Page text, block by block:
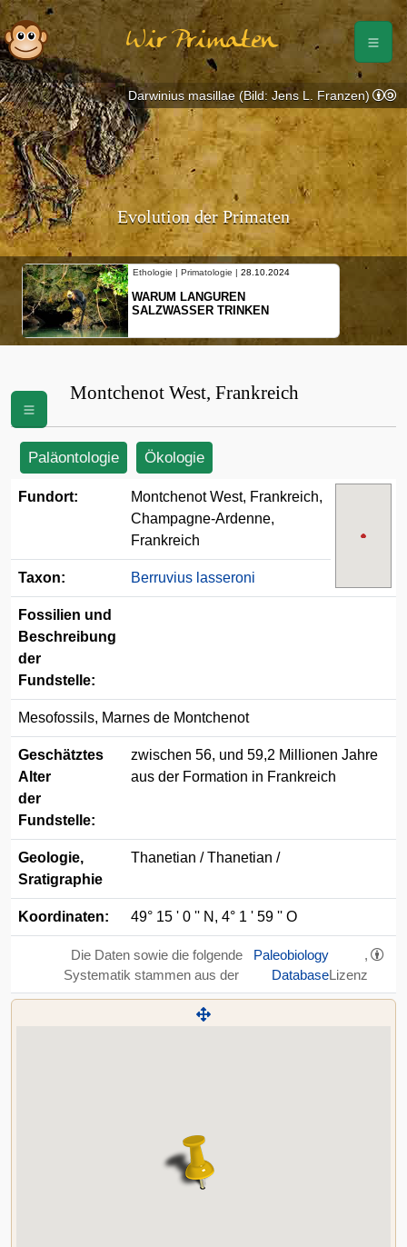
Wir Primaten
Evolution der Primaten
Ethologie | Primatologie | 28.10.2024
WARUM LANGUREN
SALZWASSER TRINKEN
Darwinius masillae (Bild: Jens L. Franzen)
Montchenot West, Frankreich
Paläontologie Ökologie
Fundort:
Montchenot West, Frankreich,
Champagne-Ardenne,
Frankreich
Taxon: Berruvius lasseroni
Fossilien und
Beschreibung
der
Fundstelle:
Mesofossils, Marnes de Montchenot
Geschätztes
Alter
der
Fundstelle:
zwischen 56, und 59,2 Millionen Jahre
aus der Formation in Frankreich
Geologie,
Sratigraphie
Thanetian / Thanetian /
Koordinaten: 49° 15 ' 0 '' N, 4° 1 ' 59 '' O
Die Daten sowie die folgende
Systematik stammen aus der
Paleobiology
Database
,
Lizenz